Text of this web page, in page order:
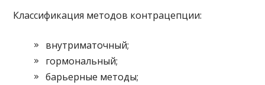
Классификация методов контрацепции:
внутриматочный;
гормональный;
барьерные методы;